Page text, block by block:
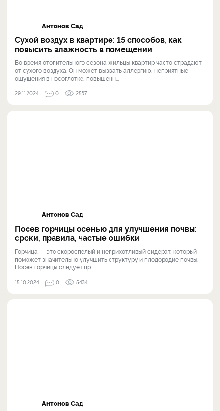
Антонов Сад
Сухой воздух в квартире: 15 способов, как
повысить влажность в помещении
Во время отопительного сезона жильцы квартир часто страдают
от сухого воздуха. Он может вызвать аллергию, неприятные
ощущения в носоглотке, повышенн...
29.11.2024 0 2567
Антонов Сад
Посев горчицы осенью для улучшения почвы:
сроки, правила, частые ошибки
Горчица — это скороспелый и неприхотливый сидерат, который
поможет значительно улучшить структуру и плодородие почвы.
Посев горчицы следует пр...
15.10.2024 0 5434
Антонов Сад